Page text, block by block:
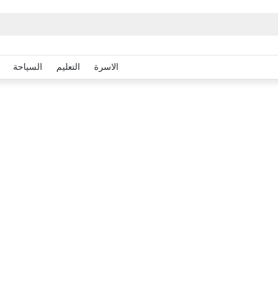
الاسرة التعليم السياحة